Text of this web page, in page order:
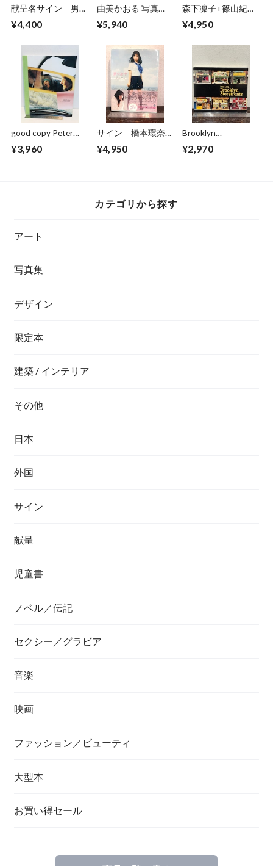
献呈名サイン 男讃
¥4,400
由美かおる 写真
イ特別編集
¥5,940
森下凛子+篠山紀
¥4,950
good copy Peter
¥3,960
サイン 橋本環奈
¥4,950
Brooklyn
Lacy
¥2,970
カテゴリから探す
アート
写真集
デザイン
限定本
建築 / インテリア
その他
日本
外国
サイン
献呈
児童書
ノベル／伝記
セクシー／グラビア
音楽
映画
ファッション／ビューティ
大型本
お買い得セール